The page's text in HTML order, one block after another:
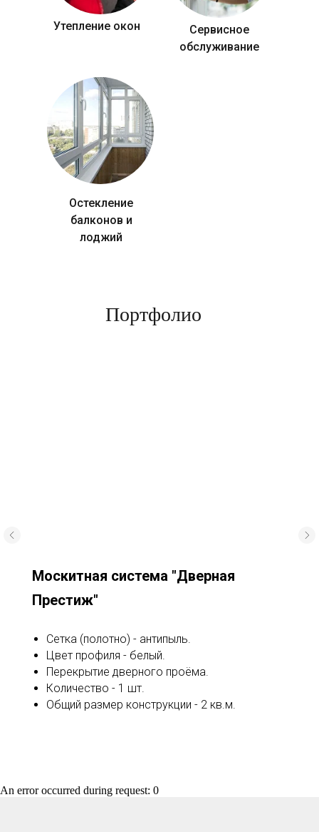
Утепление окон
Сервисное
обслуживание
Остекление
балконов и
лоджий
Портфолио
Москитная система "Дверная
Престиж"
Сетка (полотно) - антипыль.
Цвет профиля - белый.
Перекрытие дверного проёма.
Количество - 1 шт.
Общий размер конструкции - 2 кв.м.
An error occurred during request: 0